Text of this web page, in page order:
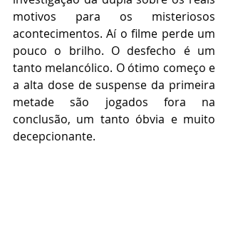
motivos para os misteriosos
acontecimentos. Aí o filme perde um
pouco o brilho. O desfecho é um
tanto melancólico. O ótimo começo e
a alta dose de suspense da primeira
metade são jogados fora na
conclusão, um tanto óbvia e muito
decepcionante.